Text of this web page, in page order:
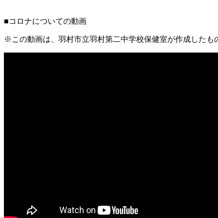
■コロナについての動画
※この動画は、羽村市立羽村第二中学校保健室が作成したも